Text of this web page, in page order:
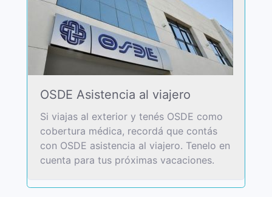
OSDE Asistencia al viajero
Si viajas al exterior y tenés OSDE como
cobertura médica, recordá que contás
con OSDE asistencia al viajero. Tenelo en
cuenta para tus próximas vacaciones.